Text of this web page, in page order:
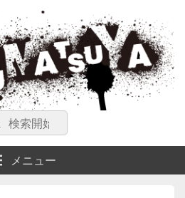
屋
中や動画を交えて公開しています。
検
索
メニュー